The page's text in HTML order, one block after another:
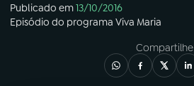
Publicado em13/10/2016
Episódio do programa Viva Maria
Compartilhe